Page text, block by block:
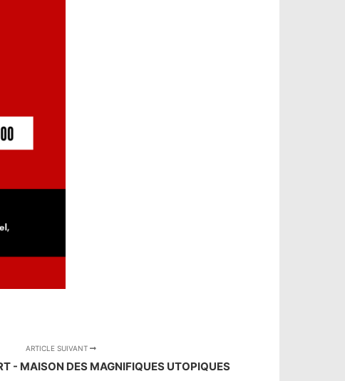
ARTICLE SUIVANT
- MAISON DES MAGNIFIQUES UTOPIQUES